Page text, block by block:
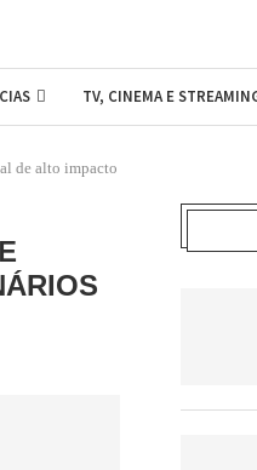
TV, CINEMA E
de alto impacto